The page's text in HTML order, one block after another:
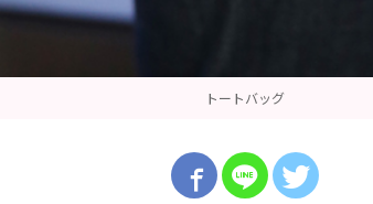
トートバッグ